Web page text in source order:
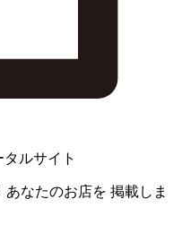
ルサイト
あなたのお店を 掲載しま